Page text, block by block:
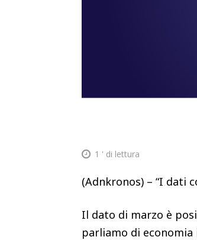
1 ' di lettura
(Adnkronos) – “I dati
Il dato di marzo è
parliamo di